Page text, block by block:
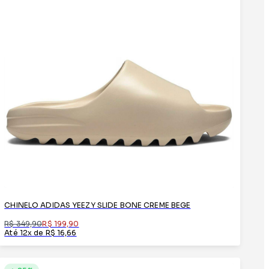
CHINELO ADIDAS YEEZY SLIDE BONE CREME BEGE
R$ 349,90R$ 199,90
Até 12x de R$ 16,66